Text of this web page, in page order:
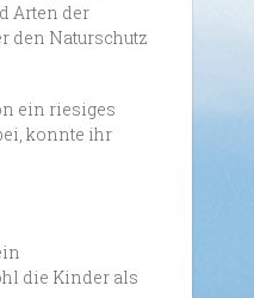
Arten der
den Naturschutz
ein riesiges
konnte ihr
die Kinder als